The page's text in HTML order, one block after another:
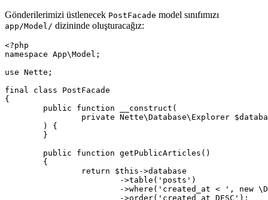
Gönderilerimizi üstlenecek PostFacade model sınıfımızı
app/Model/ dizininde oluşturacağız:
<?php
namespace App\Model;
use Nette;
final class PostFacade
{